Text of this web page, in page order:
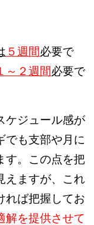
５週間必要で
～２週間必要で
ケジュール感が
でも支部や月に
す。この点を把
えますが、これ
れば把握してお
解を提供させて